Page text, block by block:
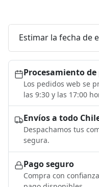
Estimar la fecha de
Procesamiento de
Los pedidos web se
las 9:30 y las 17:00
Envíos a todo
Despachamos tus
segura.
Pago seguro
Compra con